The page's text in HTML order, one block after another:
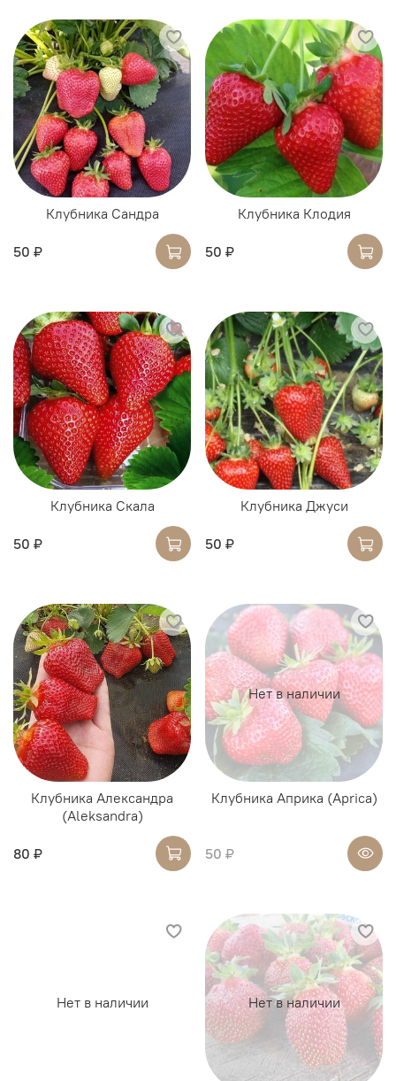
Клубника Сандра
50 ₽
Клубника Клодия
50 ₽
Клубника Скала
50 ₽
Клубника Джуси
50 ₽
Клубника Александра
(Aleksandra)
80 ₽
Нет в наличии
Клубника Априка (Aprica)
50 ₽
Нет в наличии Нет в наличии